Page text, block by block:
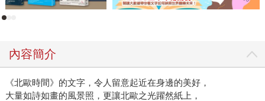
內容簡介
《北歐時間》的文字，令人留意起近在身邊的美好，
大量如詩如畫的風景照，更讓北歐之光躍然紙上，